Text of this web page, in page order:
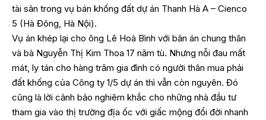
tài sản trong vụ bán khống đất dự án Thanh Hà A – Cienco
5 (Hà Đông, Hà Nội).
Vụ án khép lại cho ông Lê Hoà Bình với bản án chung thân
và bà Nguyễn Thị Kim Thoa 17 năm tù. Nhưng nỗi đau mất
mát, ly tán cho hàng trăm gia đình có người thân mua phải
đất khống của Công ty 1/5 dự án thì vẫn còn nguyên. Đó
cũng là lời cảnh bảo nghiêm khắc cho những nhà đầu tư
tham gia vào thị trường địa ốc với giấc mộng đổi đời nhanh